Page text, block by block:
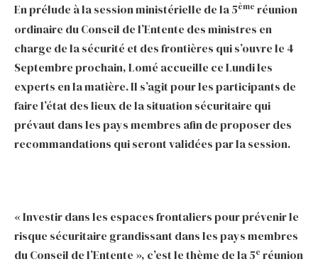
En prélude à la session ministérielle de la 5ème réunion
ordinaire du Conseil de l’Entente des ministres en
charge de la sécurité et des frontières qui s’ouvre le 4
Septembre prochain, Lomé accueille ce Lundi les
experts en la matière. Il s’agit pour les participants de
faire l’état des lieux de la situation sécuritaire qui
prévaut dans les pays membres afin de proposer des
recommandations qui seront validées par la session.
« Investir dans les espaces frontaliers pour prévenir le
risque sécuritaire grandissant dans les pays membres
du Conseil de l’Entente », c’est le thème de la 5e réunion